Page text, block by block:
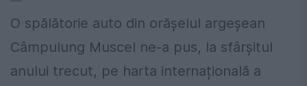
O spălătorie auto din orășelul argeșean
Câmpulung Muscel ne-a pus, la sfârșitul
anului trecut, pe harta internațională a